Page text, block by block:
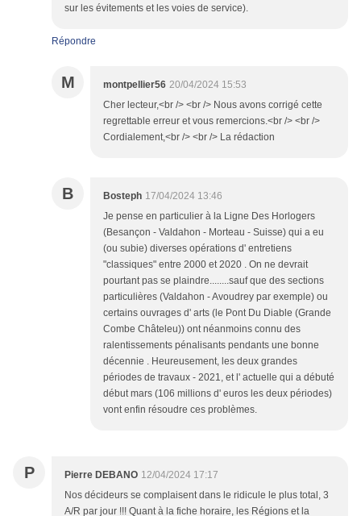
sur les évitements et les voies de service).
Répondre
M montpellier56 20/04/2024 15:53
Cher lecteur,<br /> <br /> Nous avons corrigé cette
regrettable erreur et vous remercions.<br /> <br />
Cordialement,<br /> <br /> La rédaction
B Bosteph 17/04/2024 13:46
Je pense en particulier à la Ligne Des Horlogers
(Besançon - Valdahon - Morteau - Suisse) qui a eu
(ou subie) diverses opérations d' entretiens
"classiques" entre 2000 et 2020 . On ne devrait
pourtant pas se plaindre........sauf que des sections
particulières (Valdahon - Avoudrey par exemple) ou
certains ouvrages d' arts (le Pont Du Diable (Grande
Combe Châteleu)) ont néanmoins connu des
ralentissements pénalisants pendants une bonne
décennie . Heureusement, les deux grandes
périodes de travaux - 2021, et l' actuelle qui a débuté
début mars (106 millions d' euros les deux périodes)
vont enfin résoudre ces problèmes.
P Pierre DEBANO 12/04/2024 17:17
Nos décideurs se complaisent dans le ridicule le plus total, 3
A/R par jour !!! Quant à la fiche horaire, les Régions et la